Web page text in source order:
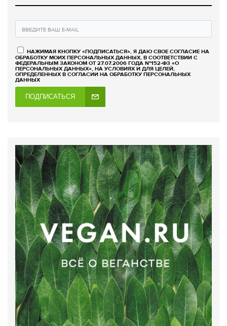
НАЖИМАЯ КНОПКУ «ПОДПИСАТЬСЯ», Я ДАЮ СВОЕ СОГЛАСИЕ НА
ОБРАБОТКУ МОИХ ПЕРСОНАЛЬНЫХ ДАННЫХ, В СООТВЕТСТВИИ С
ФЕДЕРАЛЬНЫМ ЗАКОНОМ ОТ 27.07.2006 ГОДА №152-ФЗ «О
ПЕРСОНАЛЬНЫХ ДАННЫХ», НА УСЛОВИЯХ И ДЛЯ ЦЕЛЕЙ,
ОПРЕДЕЛЕННЫХ В СОГЛАСИИ НА ОБРАБОТКУ ПЕРСОНАЛЬНЫХ
ДАННЫХ
ПОДПИСАТЬСЯ